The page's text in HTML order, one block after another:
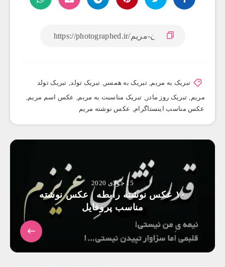
تبریک به مریم تبریک به همسر تبریک تولد
تبریک تولد
مریم
تبریک روز مادر تبریک مناسبت به مریم عکس اسم مریم
عکس مناسب اینستاگرام
عکس نوشته مریم
15 جولای 2020
۱۰ عکس‌ نوشته رابطه | عکس نوشته
مناسب پروفایل